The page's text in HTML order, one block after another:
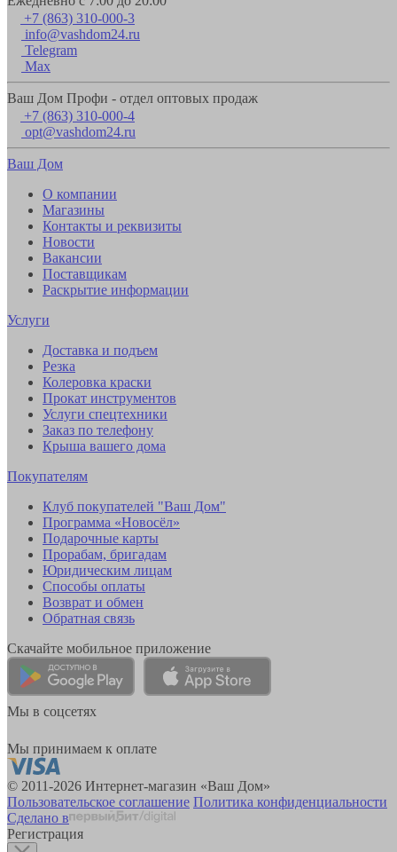
+7 (863) 310-000-3
info@vashdom24.ru
Telegram
Max
Ваш Дом Профи - отдел оптовых продаж
+7 (863) 310-000-4
opt@vashdom24.ru
Ваш Дом
О компании
Магазины
Контакты и реквизиты
Новости
Вакансии
Поставщикам
Раскрытие информации
Услуги
Доставка и подъем
Резка
Колеровка краски
Прокат инструментов
Услуги спецтехники
Заказ по телефону
Крыша вашего дома
Покупателям
Клуб покупателей "Ваш Дом"
Программа «Новосёл»
Подарочные карты
Прорабам, бригадам
Юридическим лицам
Способы оплаты
Возврат и обмен
Обратная связь
Скачайте мобильное приложение
Мы в соцсетях
Мы принимаем к оплате
© 2011-2026 Интернет-магазин «Ваш Дом»
Пользовательское соглашение Политика конфиденциальности
Сделано в
Регистрация